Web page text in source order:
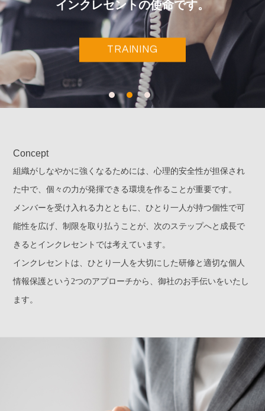
インクレセントの使命です。
TRAINING
Concept
組織がしなやかに強くなるためには、心理的安全性が担保され
た中で、個々の力が発揮できる環境を作ることが重要です。
メンバーを受け入れる力とともに、ひとり一人が持つ個性で可
能性を広げ、制限を取り払うことが、次のステップへと成長で
きるとインクレセントでは考えています。
インクレセントは、ひとり一人を大切にした研修と適切な個人
情報保護という2つのアプローチから、御社のお手伝いをいたし
ます。